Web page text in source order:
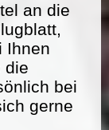
an die
Ihnen
die
bei
gerne